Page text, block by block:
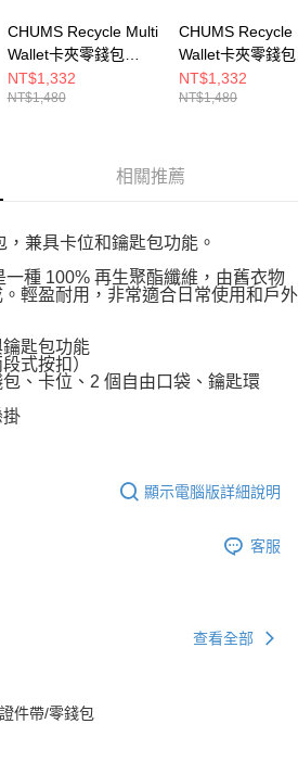
CHUMS Recycle Multi
Wallet卡夾零錢包
Archive
CH603988Z401
NT$1,332
NT$1,480
CHUMS Recycle
Wallet卡夾零錢包
Circus
CH603988Z402
NT$1,332
NT$1,480
相關推薦
兼具卡位和鑰匙包功能。
種 100% 再生聚酯纖維，由舊衣物
輕盈耐用，非常適合日常使用和戶外
匙包功能
式按扣）
、卡位、2 個自由口袋、鑰匙環
掛
顯示電腦版詳細說明
客服
查看全部
件帶/零錢包